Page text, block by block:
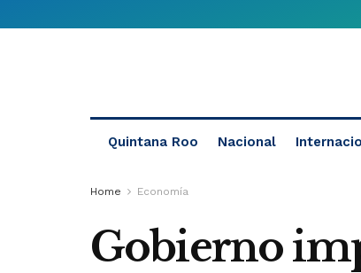
Quintana Roo Nacional
Home Economía
Gobierno